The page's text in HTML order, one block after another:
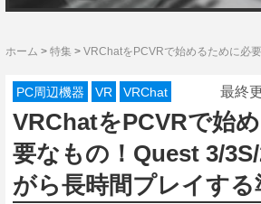
ホーム > 特集 > VRChatをPCVRで始めるために必
PC周辺機器 VR VRChat 最終
VRChatをPCVRで始
要なもの！Quest 3/
がら長時間プレイする